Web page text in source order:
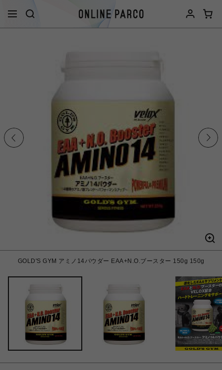
GOLD'S GYM アミノ14パウダー EAA+N.O.ブースター 150g 150g